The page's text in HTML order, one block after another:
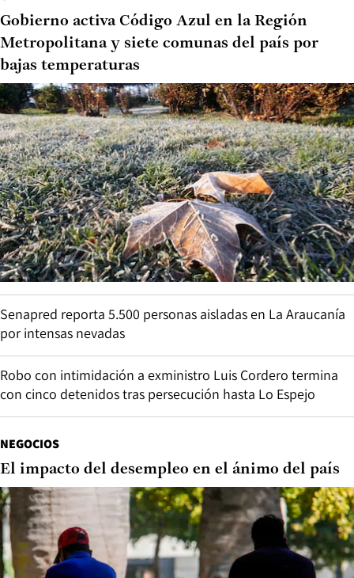
Gobierno activa Código Azul en la Región
Metropolitana y siete comunas del país por
bajas temperaturas
Senapred reporta 5.500 personas aisladas en La Araucanía
por intensas nevadas
Robo con intimidación a exministro Luis Cordero termina
con cinco detenidos tras persecución hasta Lo Espejo
NEGOCIOS
El impacto del desempleo en el ánimo del país